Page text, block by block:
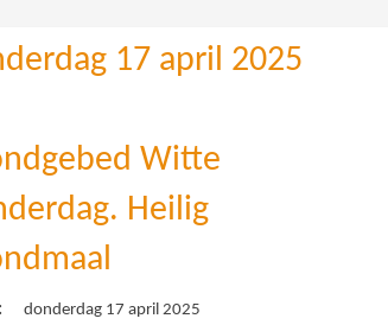
17 april 2025
Witte
Heilig
donderdag 17 april 2025